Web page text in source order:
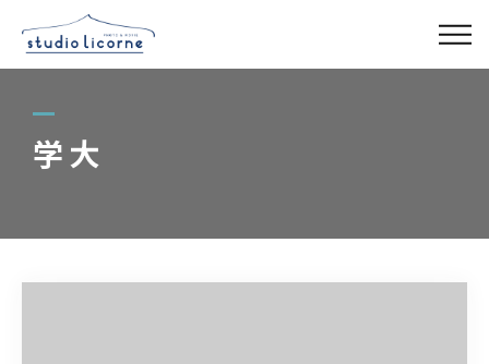
学大